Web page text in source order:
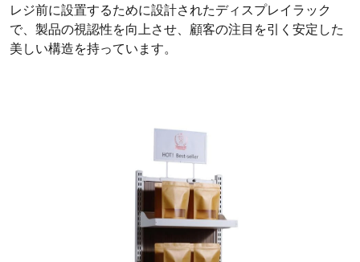
レジ前に設置するために設計されたディスプレイラック
で、製品の視認性を向上させ、顧客の注目を引く安定した
美しい構造を持っています。